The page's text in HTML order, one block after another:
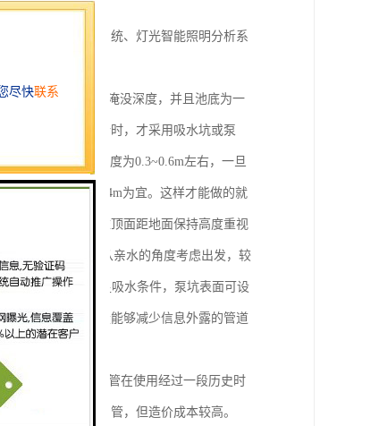
、动力水泵工作系统、灯光智能照明分析系
是要保证吸水口的淹没深度，并且池底为一
的浅蝶形池体设计时，才采用吸水坑或泵
般都是采用的深度为0.3~0.6m左右，一旦
宜的水深以0.2~0.4m为宜。这样才能做的就
人坐下休息，池壁顶面距地面保持高度重视
临深潭的感觉。从亲水的角度考虑出发，较
据局部加深以满足吸水条件，泵坑表面可设
发，池表面应尽量能够减少信息外露的管道
验不足之处。 钢管在使用经过一段历史时
材是铜管和不锈钢管，但造价成本较高。